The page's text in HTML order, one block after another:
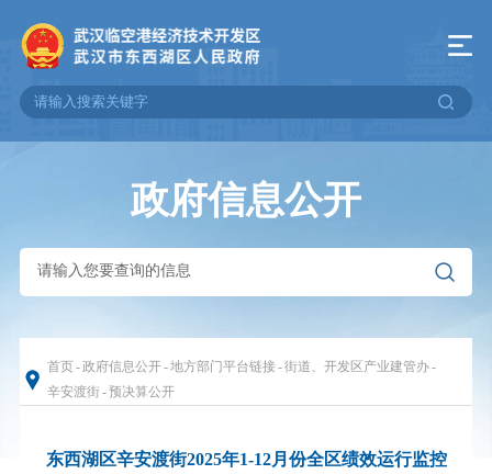
政府信息公开
首页-政府信息公开-地方部门平台链接-街道、开发区产业建管办-
辛安渡街-预决算公开
东西湖区辛安渡街2025年1-12月份全区绩效运行监控